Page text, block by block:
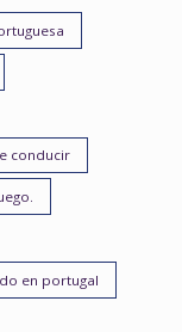
conducir
en portugal